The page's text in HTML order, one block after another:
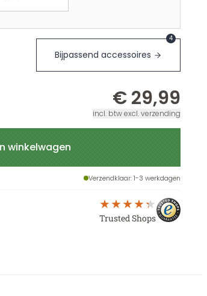
Bijpassend accessoires
4
€ 29,99
incl. btw excl. verzending
winkelwagen
Verzendklaar: 1-3 werkdagen
Trusted Shops